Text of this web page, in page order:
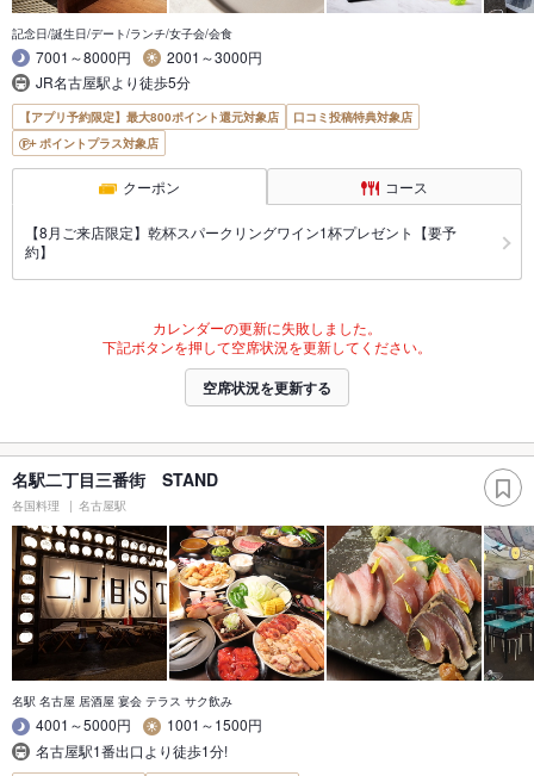
記念日/誕生日/デート/ランチ/女子会/会食
7001～8000円
2001～3000円
JR名古屋駅より徒歩5分
【アプリ予約限定】最大800ポイント還元対象店
口コミ投稿特典対象店
ポイントプラス対象店
クーポン コース
【8月ご来店限定】乾杯スパークリングワイン1杯プレゼント【要予
約】
カレンダーの更新に失敗しました。
下記ボタンを押して空席状況を更新してください。
空席状況を更新する
名駅二丁目三番街 STAND
各国料理 名古屋駅
名駅 名古屋 居酒屋 宴会 テラス サク飲み
4001～5000円
1001～1500円
名古屋駅1番出口より徒歩1分!